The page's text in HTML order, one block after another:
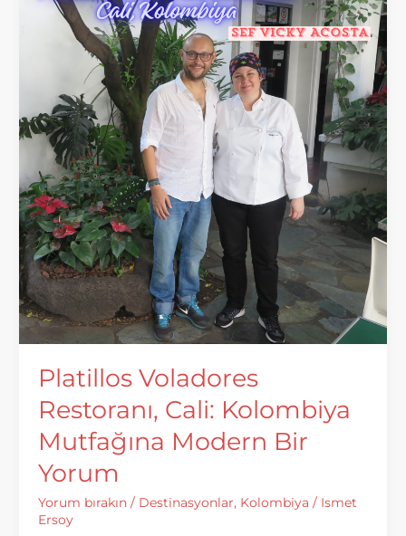
Platillos Voladores
Restoranı, Cali: Kolombiya
Mutfağına Modern Bir
Yorum
Yorum bırakın / Destinasyonlar, Kolombiya / Ismet
Ersoy